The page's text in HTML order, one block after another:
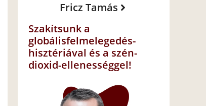
Fricz Tamás
Szakítsunk a
globálisfelmelegedés-
hisztériával és a szén-
dioxid-ellenességgel!